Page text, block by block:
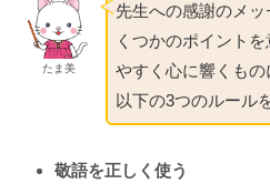
たま美
先生への感謝のメ
くつかのポイント
やすく心に響くもの
以下の3つのルール
敬語を正しく使う